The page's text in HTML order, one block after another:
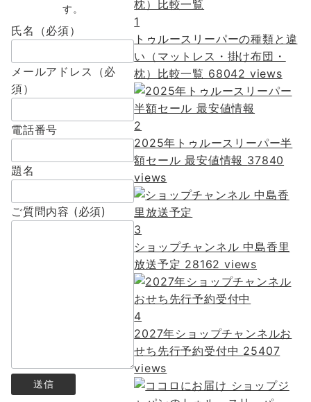
す。
氏名（必須）
メールアドレス（必
須）
電話番号
題名
ご質問内容 (必須)
1
トゥルースリーパーの種類と違
い（マットレス・掛け布団・
枕）比較一覧 68042 views
2
2025年トゥルースリーパー半
額セール 最安値情報 37840
views
3
ショップチャンネル 中島香里
放送予定 28162 views
4
2027年ショップチャンネルお
せち先行予約受付中 25407
views